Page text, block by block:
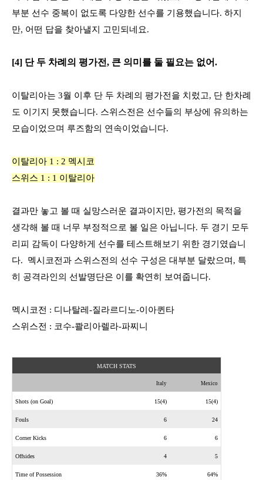
부분 선수 중복이 없도록 다양한 선수를 기용했습니다. 하지
만, 어떤 답을 찾아낼지 고민되네요.
[4] 단 두 차례의 평가전, 큰 의미를 둘 필요는 없어.
이탈리아는 3월 이후 단 두 차례의 평가전을 치렀고, 단 한차례
도 이기지 못했습니다. 스위스전은 선수들의 부상에 유의하는
모습이었으며 루즈함의 연속이었습니다.
이탈리아 1 : 2 멕시코
스위스 1 : 1 이탈리아
결과만 놓고 볼 때 실망스러운 결과이지만, 평가전의 목적을
생각해 볼 때 너무 부정적으로 볼 일은 아닙니다. 두 경기 모두
리피 감독이 다양하게 선수를 테스트해보기 위한 경기였습니
다. 멕시코전과 스위스전의 선수 구성은 대부분 달랐으며 , 특
히 공격라인의 선발명단은 이를 확연히 보여줍니다.
멕시코전 : 디나탈레 -질라르디노-이아퀸타
스위스전 : 코수-콸리아렐라-파찌니
MATCH STATS
Italy Mexico
Shots (on Goal) 15(4) 15(4)
Fouls 6 24
Corner Kicks 6 6
Offsides 4 5
Time of Possession 36% 64%